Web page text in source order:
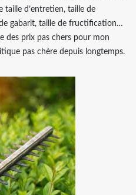
taille d’entretien, taille de
gabarit, taille de fructification…
des prix pas chers pour mon
pas chère depuis longtemps.